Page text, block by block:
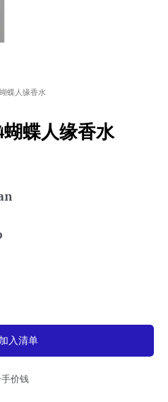
蝶人缘香水
蝴蝶人缘香水
加入清单
价钱